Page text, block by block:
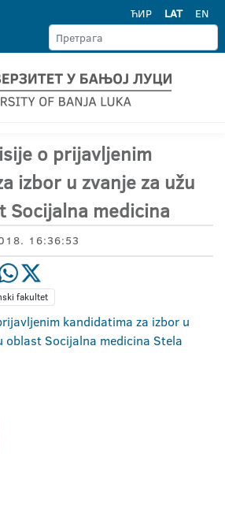
ЋИР LAT EN
o prijavljenim
izbor u zvanje za užu
Socijalna medicina
16:36:53
fakultet
kandidatima za izbor u
oblast Socijalna medicina Stela